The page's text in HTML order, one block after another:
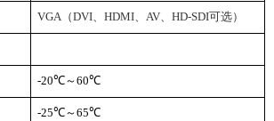
VGA （DVI、HDMI、AV、HD-SDI可选）
-20℃～60℃
-25℃～65℃